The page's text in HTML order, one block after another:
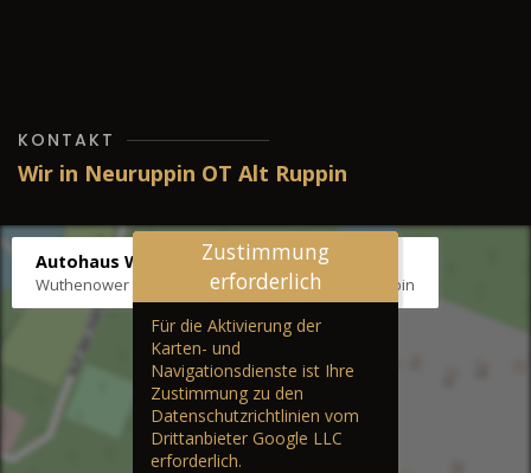
KONTAKT
Wir in Neuruppin OT Alt Ruppin
Autohaus Wernicke
Wuthenower Str. 12b, 16827 Neuruppin OT Alt Ruppin
Zustimmung
erforderlich
Für die Aktivierung der
Karten- und
Navigationsdienste ist Ihre
Zustimmung zu den
Datenschutzrichtlinien vom
Drittanbieter Google LLC
erforderlich.